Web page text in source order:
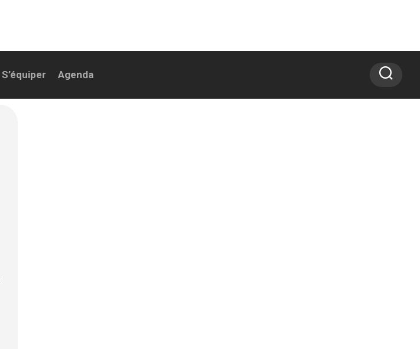
S’équiper Agenda